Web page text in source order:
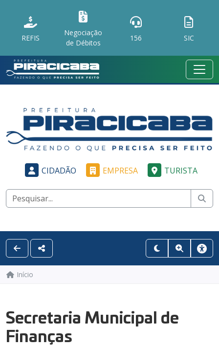
REFIS
Negociação
de Débitos
156 SIC
CIDADÃO EMPRESA TURISTA
Início
Secretaria Municipal de
Finanças